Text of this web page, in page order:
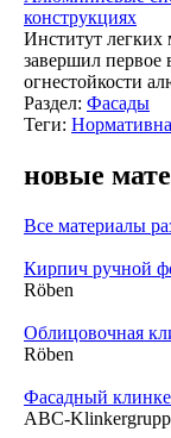
конструкциях
Институт
завершил первое
огнестойкости
Раздел: Фасады
Теги:
новые
Все материалы
Кирпич ручной
Röben
Облицовочная
Röben
Фасадный
ABC-